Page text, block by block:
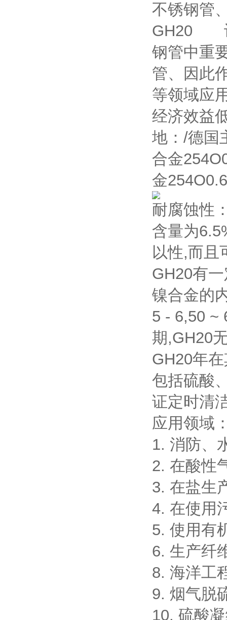
不锈钢管
GH20 计
钢管中重
管、因此
等领域应
经济效益
地：/德国
合金
金
耐腐蚀性
含量为
以性,而且
GH20有
镍合金的
5 - 6,50 ~
期,GH20
GH20年
包括硫酸
证定时清
应用领域
1. 消防、
2. 在酸性
3. 在盐生
4. 在使用
5. 使用有
6. 生产纤
8. 海洋
9. 烟气脱
10. 硫酸